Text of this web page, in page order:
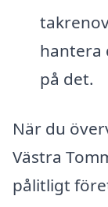
hantera
på det.
När du
Västra
pålitligt